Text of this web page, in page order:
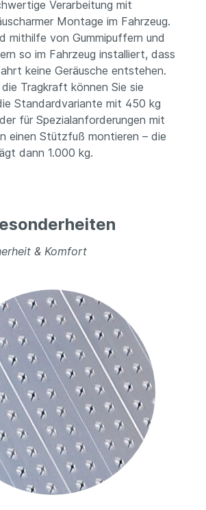
Verarbeitung mit
Montage im Fahrzeug.
mithilfe von Gummipuffern und
so im Fahrzeug installiert, dass
keine Geräusche entstehen.
Tragkraft können Sie sie
Standardvariante mit 450 kg
für Spezialanforderungen mit
einen Stützfuß montieren – die
dann 1.000 kg.
& Komfort